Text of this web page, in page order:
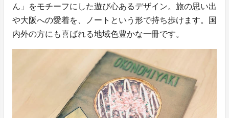
ん」をモチーフにした遊び心あるデザイン。旅の思い出
や大阪への愛着を、ノートという形で持ち歩けます。国
内外の方にも喜ばれる地域色豊かな一冊です。